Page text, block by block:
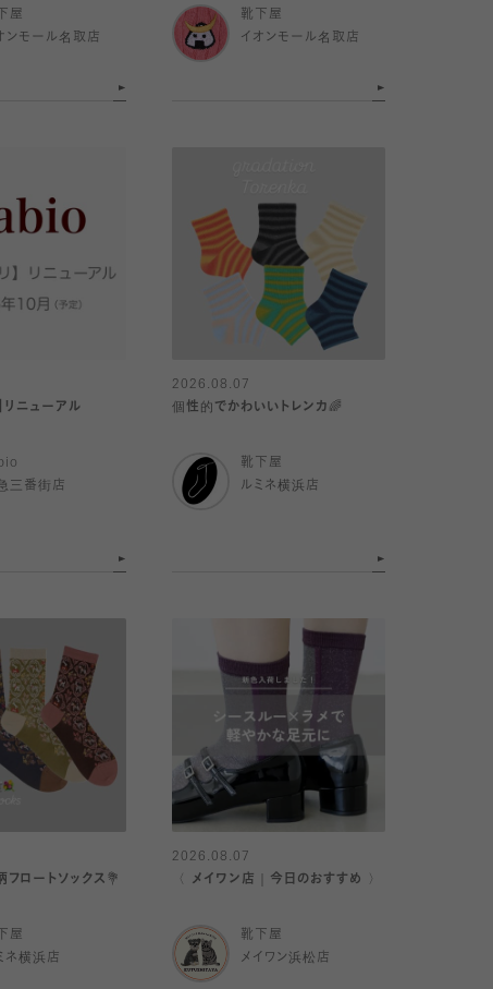
屋
ンモール名取店
靴下屋
イオンモール名取店
リニューアル
三番街店
2026.08.07
個性的でかわいいトレンカ🌈
靴下屋
ルミネ横浜店
ロートソックス💐
屋
ネ横浜店
2026.08.07
〈 メイワン店｜今日のおすすめ 〉
靴下屋
メイワン浜松店